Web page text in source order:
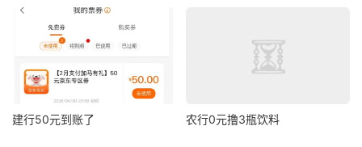
建行50元到账了 农行0元撸3瓶饮料